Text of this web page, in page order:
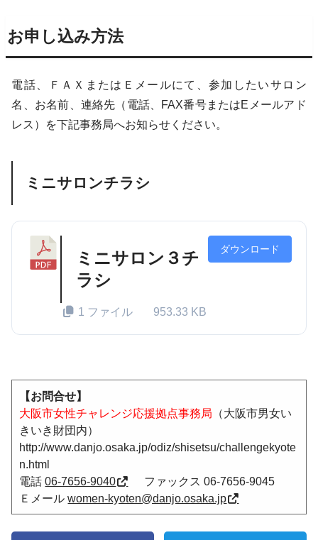
お申し込み方法
電話、ＦＡＸまたはＥメールにて、参加したいサロン
名、お名前、連絡先（電話、FAX番号またはEメールアド
レス）を下記事務局へお知らせください。
ミニサロンチラシ
ミニサロン３チ
ラシ
1 ファイル 953.33 KB
ダウンロード
【お問合せ】
大阪市女性チャレンジ応援拠点事務局 （大阪市男女い
きいき財団内）
http://www.danjo.osaka.jp/odiz/shisetsu/challengekyote
n.html
電話06-7656-9040
ファックス 06-7656-9045
Ｅメールwomen-kyoten@danjo.osaka.jp